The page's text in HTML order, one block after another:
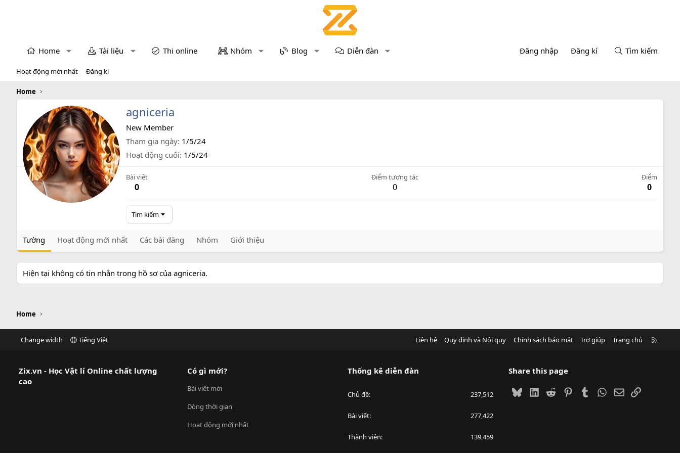
Home Tài liệu Thi online Nhóm Blog Diễn đàn Đăng nhập Đăng kí Tìm kiếm
Hoạt động mới nhất Đăng kí
Home
agniceria
New Member
Tham gia ngày 1/5/24
Hoạt động cuối 1/5/24
Bài viết
0
Điểm tương tác
0
Điểm
0
Tìm kiếm
Tường Hoạt động mới nhất Các bài đăng Nhóm Giới thiệu
Hiện tại không có tin nhắn trong hồ sơ của agniceria.
Home
Change width Tiếng Việt Liên hệ Quy định và Nội quy Chính sách bảo mật Trợ giúp Trang chủ
Zix.vn - Học Vật lí Online chất lượng
cao
Có gì mới?
Bài viết mới
Dòng thời gian
Hoạt động mới nhất
Thống kê diễn đàn
Chủ đề 237,512
Bài viết 277,422
Thành viên 139,459
Share this page
BlueskyLinkedIn
Reddit PinterestTumblrWhatsApp
EmailLink